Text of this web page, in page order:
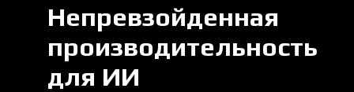
Непревзойденная
производительность
для ИИ